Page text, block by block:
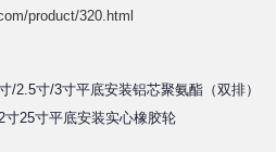
product/320.html
/2.5寸/3寸平底安装铝芯聚氨酯（双排）
寸25寸平底安装实心橡胶轮